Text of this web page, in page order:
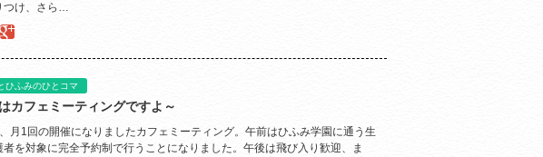
つけ、さら…
ひふみのひとコマ
カフェミーティングですよ～
月1回の開催になりましたカフェミーティング。午前はひふみ学園に通う生
者を対象に完全予約制で行うことになりました。午後は飛び入り歓迎、ま